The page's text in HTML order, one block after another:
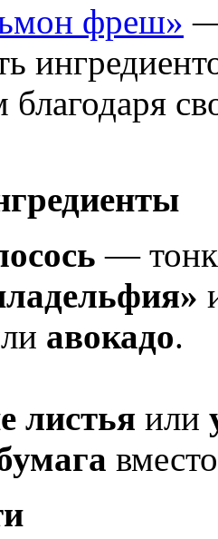
фреш» —
благодаря
—
авокадо.
листья или